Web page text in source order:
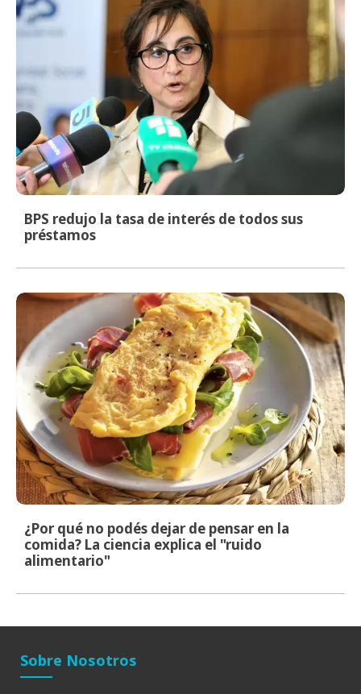
BPS redujo la tasa de interés de todos sus
préstamos
¿Por qué no podés dejar de pensar en la
comida? La ciencia explica el "ruido
alimentario"
Sobre Nosotros